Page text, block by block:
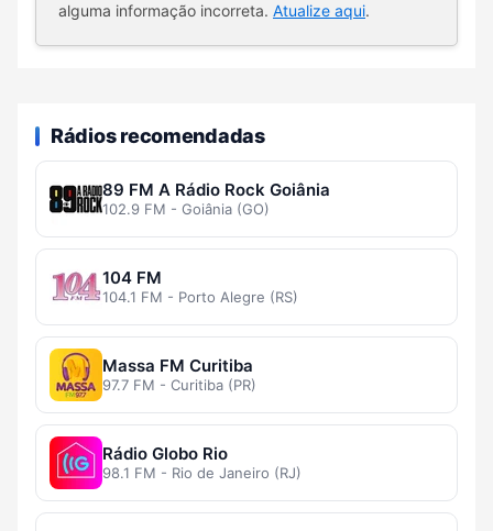
alguma informação incorreta. Atualize aqui.
Rádios recomendadas
89 FM A Rádio Rock Goiânia
102.9 FM - Goiânia (GO)
104 FM
104.1 FM - Porto Alegre (RS)
Massa FM Curitiba
97.7 FM - Curitiba (PR)
Rádio Globo Rio
98.1 FM - Rio de Janeiro (RJ)